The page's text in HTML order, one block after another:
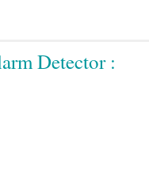
Detector :